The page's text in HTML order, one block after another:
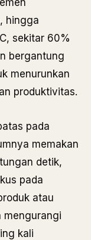
hingga
sekitar 60%
bergantung
menurunkan
produktivitas.
pada
memakan
detik,
pada
atau
mengurangi
kali